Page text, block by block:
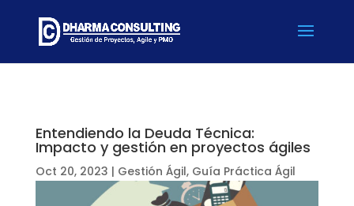
Entendiendo la Deuda Técnica:
Impacto y gestión en proyectos ágiles
Oct 20, 2023 | Gestión Ágil, Guía Práctica Ágil